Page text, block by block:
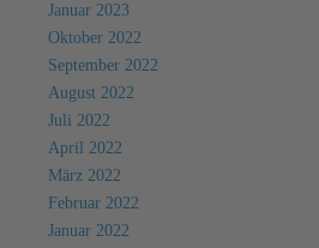
Januar 2023
Oktober 2022
September 2022
August 2022
Juli 2022
April 2022
März 2022
Februar 2022
Januar 2022